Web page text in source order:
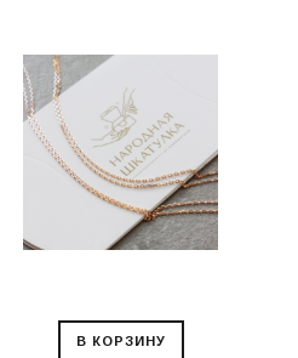
В КОРЗИНУ